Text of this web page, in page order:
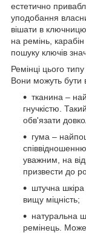
естетично
уподобання
вішати в
на ремінь,
пошуку ключів
Ремінці цього
Вони можуть бути
тканина –
гнучкістю.
обв'язати
гума –
уважним, на
призвести до
штучна
вищу міцність;
натуральна
ремінець. Може